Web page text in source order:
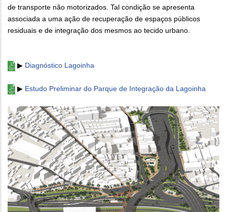
de transporte não motorizados. Tal condição se apresenta
associada a uma ação de recuperação de espaços públicos
residuais e de integração dos mesmos ao tecido urbano.
▶ Diagnóstico Lagoinha
▶ Estudo Preliminar do Parque de Integração da Lagoinha